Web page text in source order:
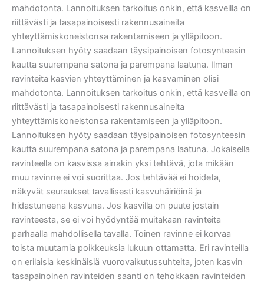
mahdotonta. Lannoituksen tarkoitus onkin, että kasveilla on
riittävästi ja tasapainoisesti rakennusaineita
yhteyttämiskoneistonsa rakentamiseen ja ylläpitoon.
Lannoituksen hyöty saadaan täysipainoisen fotosynteesin
kautta suurempana satona ja parempana laatuna. Ilman
ravinteita kasvien yhteyttäminen ja kasvaminen olisi
mahdotonta. Lannoituksen tarkoitus onkin, että kasveilla on
riittävästi ja tasapainoisesti rakennusaineita
yhteyttämiskoneistonsa rakentamiseen ja ylläpitoon.
Lannoituksen hyöty saadaan täysipainoisen fotosynteesin
kautta suurempana satona ja parempana laatuna. Jokaisella
ravinteella on kasvissa ainakin yksi tehtävä, jota mikään
muu ravinne ei voi suorittaa. Jos tehtävää ei hoideta,
näkyvät seuraukset tavallisesti kasvuhäiriöinä ja
hidastuneena kasvuna. Jos kasvilla on puute jostain
ravinteesta, se ei voi hyödyntää muitakaan ravinteita
parhaalla mahdollisella tavalla. Toinen ravinne ei korvaa
toista muutamia poikkeuksia lukuun ottamatta. Eri ravinteilla
on erilaisia keskinäisiä vuorovaikutussuhteita, joten kasvin
tasapainoinen ravinteiden saanti on tehokkaan ravinteiden